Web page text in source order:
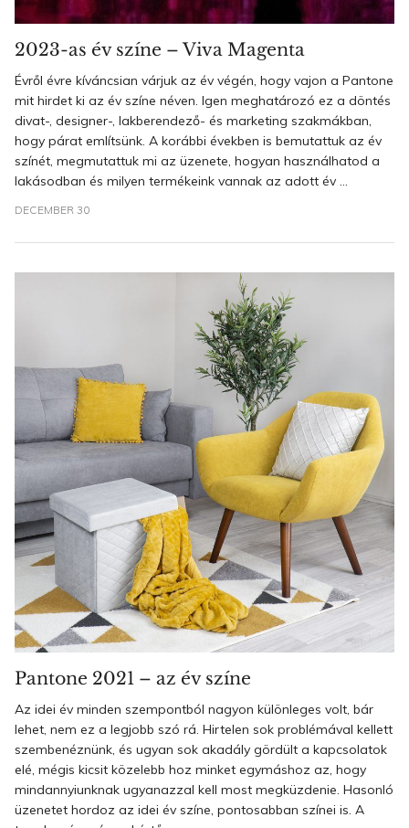
2023-as év színe – Viva Magenta
Évről évre kíváncsian várjuk az év végén, hogy vajon a Pantone
mit hirdet ki az év színe néven. Igen meghatározó ez a döntés
divat-, designer-, lakberendező- és marketing szakmákban,
hogy párat említsünk. A korábbi években is bemutattuk az év
színét, megmutattuk mi az üzenete, hogyan használhatod a
lakásodban és milyen termékeink vannak az adott év ...
DECEMBER 30
Pantone 2021 – az év színe
Az idei év minden szempontból nagyon különleges volt, bár
lehet, nem ez a legjobb szó rá. Hirtelen sok problémával kellett
szembenéznünk, és ugyan sok akadály gördült a kapcsolatok
elé, mégis kicsit közelebb hoz minket egymáshoz az, hogy
mindannyiunknak ugyanazzal kell most megküzdenie. Hasonló
üzenetet hordoz az idei év színe, pontosabban színei is. A